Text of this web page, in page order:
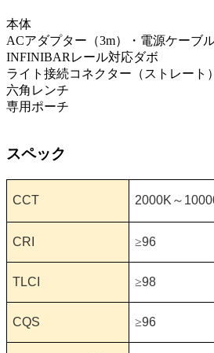
本体
ACアダプター（3m）・電源ケーブル
INFINIBARレール対応ダボ
ライト接続コネクター（ストレート）
六角レンチ
専用ポーチ
スペック
CCT 2000K ～
CRI ≥96
TLCI ≥98
CQS ≥96